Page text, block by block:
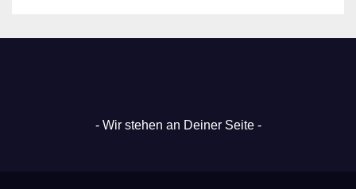
- Wir stehen an Deiner Seite -